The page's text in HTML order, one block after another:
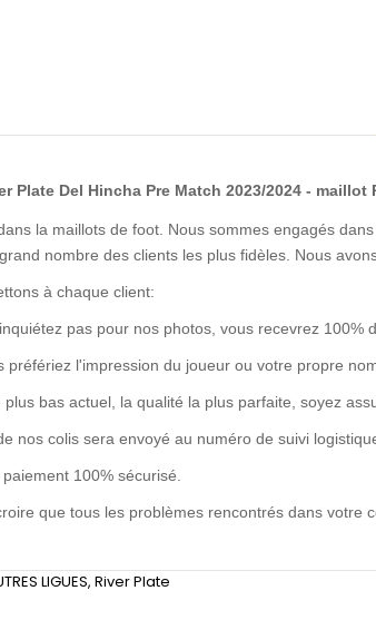
Plate Del Hincha Pre Match 2023/2024 - maillot
la maillots de foot. Nous sommes engagés
nombre des clients les plus fidèles. Nous
à chaque client:
pas pour nos photos, vous recevrez
préfériez l'impression du joueur ou votre propre
bas actuel, la qualité la plus parfaite, soyez
nos colis sera envoyé au numéro de suivi
100% sécurisé.
que tous les problèmes rencontrés dans votre
LIGUES, River Plate